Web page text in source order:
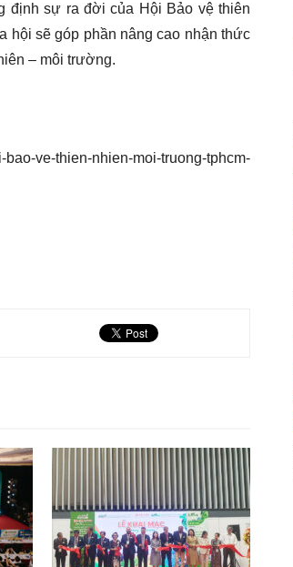
định sự ra đời của Hội Bảo vệ thiên
hội sẽ góp phần nâng cao nhận thức
– môi trường.
ve-thien-nhien-moi-truong-tphcm-